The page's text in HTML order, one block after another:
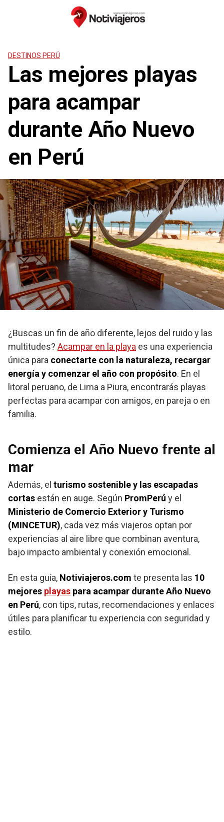
DESTINOS PERÚ
Las mejores playas
para acampar
durante Año Nuevo
en Perú
¿Buscas un fin de año diferente, lejos del ruido y las
multitudes? Acampar en la playa es una experiencia
única para conectarte con la naturaleza, recargar
energía y comenzar el año con propósito. En el
litoral peruano, de Lima a Piura, encontrarás playas
perfectas para acampar con amigos, en pareja o en
familia.
Comienza el Año Nuevo frente al
mar
Además, el turismo sostenible y las escapadas
cortas están en auge. Según PromPerú y el
Ministerio de Comercio Exterior y Turismo
(MINCETUR), cada vez más viajeros optan por
experiencias al aire libre que combinan aventura,
bajo impacto ambiental y conexión emocional.
En esta guía, Notiviajeros.com te presenta las 10
mejores playas para acampar durante Año Nuevo
en Perú, con tips, rutas, recomendaciones y enlaces
útiles para planificar tu experiencia con seguridad y
estilo.